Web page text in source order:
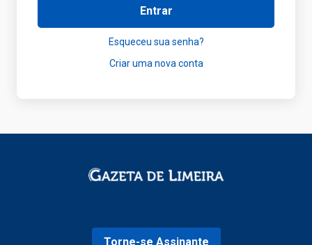
Entrar
Esqueceu sua senha?
Criar uma nova conta
Torne-se Assinante